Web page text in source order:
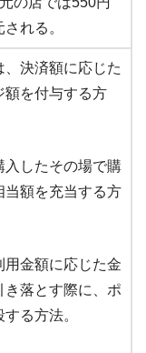
れる。
、決済額に応じた
額を付与する方
入したその場で購
当額を充当する方
用金額に応じた金
落とす際に、ポ
る方法。